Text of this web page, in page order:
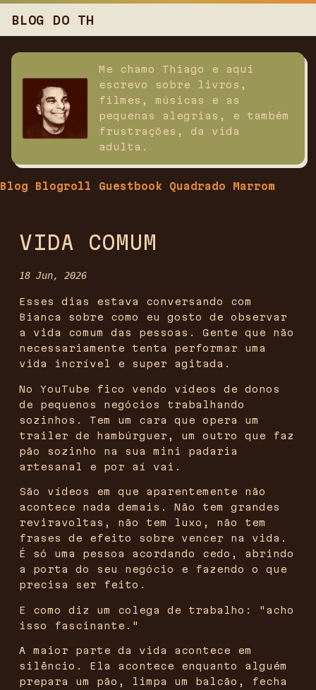
BLOG DO TH
Me chamo Thiago e aqui
escrevo sobre livros,
filmes, músicas e as
pequenas alegrias, e também
frustrações, da vida
adulta.
Blog Blogroll Guestbook Quadrado Marrom
VIDA COMUM
18 Jun, 2026
Esses dias estava conversando com
Bianca sobre como eu gosto de observar
a vida comum das pessoas. Gente que não
necessariamente tenta performar uma
vida incrível e super agitada.
No YouTube fico vendo vídeos de donos
de pequenos negócios trabalhando
sozinhos. Tem um cara que opera um
trailer de hambúrguer, um outro que faz
pão sozinho na sua mini padaria
artesanal e por aí vai.
São vídeos em que aparentemente não
acontece nada demais. Não tem grandes
reviravoltas, não tem luxo, não tem
frases de efeito sobre vencer na vida.
É só uma pessoa acordando cedo, abrindo
a porta do seu negócio e fazendo o que
precisa ser feito.
E como diz um colega de trabalho: "acho
isso fascinante."
A maior parte da vida acontece em
silêncio. Ela acontece enquanto alguém
prepara um pão, limpa um balcão, fecha